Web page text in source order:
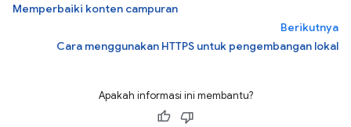
Memperbaiki konten campuran
Berikutnya
Cara menggunakan HTTPS untuk pengembangan lokal
Apakah informasi ini membantu?